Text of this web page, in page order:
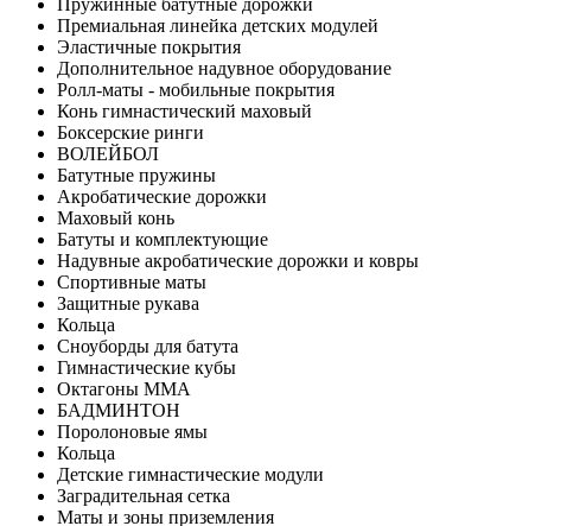
Премиальная линейка детских модулей
Эластичные покрытия
Дополнительное надувное оборудование
Ролл-маты - мобильные покрытия
Конь гимнастический маховый
Боксерские ринги
ВОЛЕЙБОЛ
Батутные пружины
Акробатические дорожки
Маховый конь
Батуты и комплектующие
Надувные акробатические дорожки и ковры
Спортивные маты
Защитные рукава
Кольца
Сноуборды для батута
Гимнастические кубы
Октагоны MMA
БАДМИНТОН
Поролоновые ямы
Кольца
Детские гимнастические модули
Заградительная сетка
Маты и зоны приземления